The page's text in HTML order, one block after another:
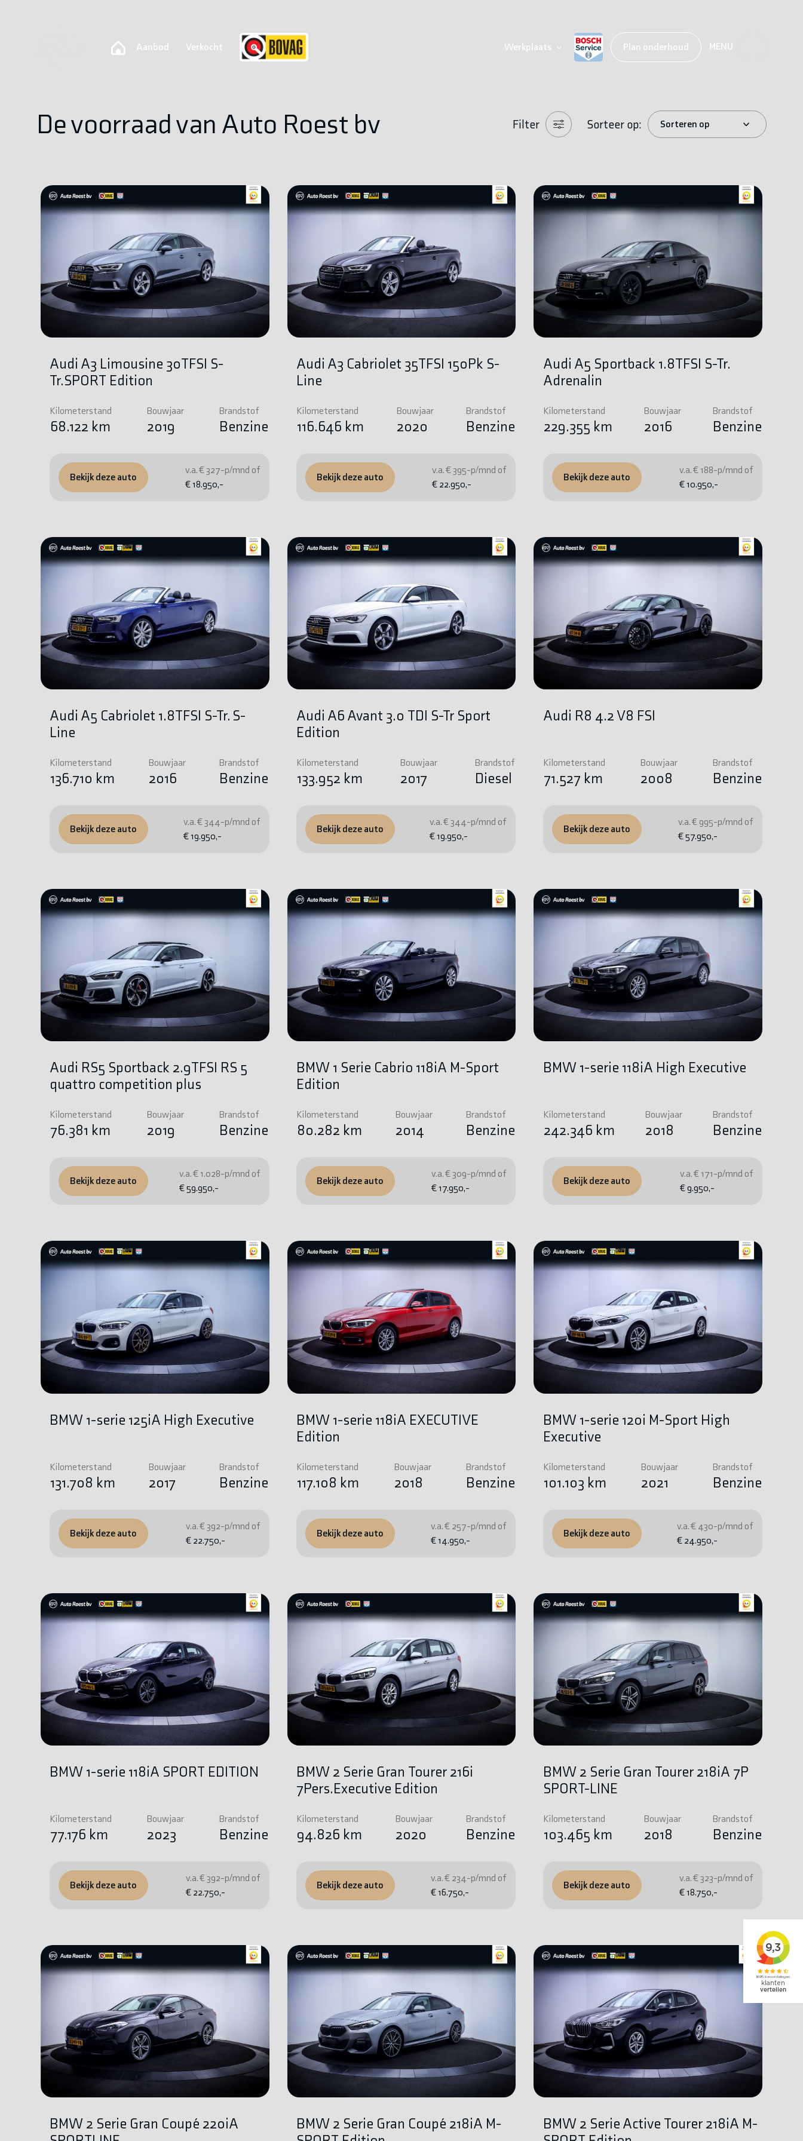
Aanbod Verkocht Werkplaats Plan onderhoud MENU
De voorraad van Auto Roest bv Filter Sorteer op:
Audi A3 Limousine 30TFSI S-
Tr.SPORT Edition
Kilometerstand
68.122 km
Bouwjaar
2019
Brandstof
Benzine
v.a. € 327-p/mnd of
€ 18.950,-
Bekijk deze auto
Audi A3 Cabriolet 35TFSI 150Pk S-
Line
Kilometerstand
116.646 km
Bouwjaar
2020
Brandstof
Benzine
v.a. € 395-p/mnd of
€ 22.950,-
Bekijk deze auto
Audi A5 Sportback 1.8TFSI S-Tr.
Adrenalin
Kilometerstand
229.355 km
Bouwjaar
2016
Brandstof
Benzine
v.a. € 188-p/mnd of
€ 10.950,-
Bekijk deze auto
Audi A5 Cabriolet 1.8TFSI S-Tr. S-
Line
Kilometerstand
136.710 km
Bouwjaar
2016
Brandstof
Benzine
v.a. € 344-p/mnd of
€ 19.950,-
Bekijk deze auto
Audi A6 Avant 3.0 TDI S-Tr Sport
Edition
Kilometerstand
133.952 km
Bouwjaar
2017
Brandstof
Diesel
v.a. € 344-p/mnd of
€ 19.950,-
Bekijk deze auto
Audi R8 4.2 V8 FSI
Kilometerstand
71.527 km
Bouwjaar
2008
Brandstof
Benzine
v.a. € 995-p/mnd of
€ 57.950,-
Bekijk deze auto
Audi RS5 Sportback 2.9TFSI RS 5
quattro competition plus
Kilometerstand
76.381 km
Bouwjaar
2019
Brandstof
Benzine
v.a. € 1.028-p/mnd of
€ 59.950,-
Bekijk deze auto
BMW 1 Serie Cabrio 118iA M-Sport
Edition
Kilometerstand
80.282 km
Bouwjaar
2014
Brandstof
Benzine
v.a. € 309-p/mnd of
€ 17.950,-
Bekijk deze auto
BMW 1-serie 118iA High Executive
Kilometerstand
242.346 km
Bouwjaar
2018
Brandstof
Benzine
v.a. € 171-p/mnd of
€ 9.950,-
Bekijk deze auto
BMW 1-serie 125iA High Executive
Kilometerstand
131.708 km
Bouwjaar
2017
Brandstof
Benzine
v.a. € 392-p/mnd of
€ 22.750,-
Bekijk deze auto
BMW 1-serie 118iA EXECUTIVE
Edition
Kilometerstand
117.108 km
Bouwjaar
2018
Brandstof
Benzine
v.a. € 257-p/mnd of
€ 14.950,-
Bekijk deze auto
BMW 1-serie 120i M-Sport High
Executive
Kilometerstand
101.103 km
Bouwjaar
2021
Brandstof
Benzine
v.a. € 430-p/mnd of
€ 24.950,-
Bekijk deze auto
BMW 1-serie 118iA SPORT EDITION
Kilometerstand
77.176 km
Bouwjaar
2023
Brandstof
Benzine
v.a. € 392-p/mnd of
€ 22.750,-
Bekijk deze auto
BMW 2 Serie Gran Tourer 216i
7Pers.Executive Edition
Kilometerstand
94.826 km
Bouwjaar
2020
Brandstof
Benzine
v.a. € 234-p/mnd of
€ 16.750,-
Bekijk deze auto
BMW 2 Serie Gran Tourer 218iA 7P
SPORT-LINE
Kilometerstand
103.465 km
Bouwjaar
2018
Brandstof
Benzine
v.a. € 323-p/mnd of
€ 18.750,-
Bekijk deze auto
BMW 2 Serie Gran Coupé 220iA
BMW 2 Serie Gran Coupé 218iA M-
BMW 2 Serie Active Tourer 218iA M-